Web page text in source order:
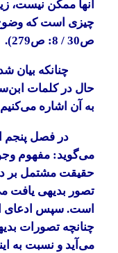
آنها ممکن نیست،
‌ص30 / 8: ‌ص279).
چنانکه بیان
حال در کلمات
به آن اشاره
در فصل پنجم
می‌گوید: مفهوم
حقیقت مشتمل بر
تصور بدیهی یافت
است. سپس ادعای
چنانچه تصورات
می‌آید و نسبت به